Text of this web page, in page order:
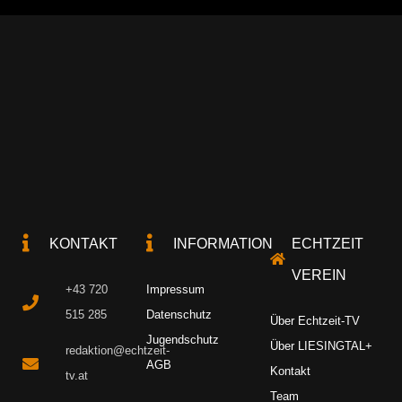
KONTAKT
+43 720
515 285
redaktion@echtzeit-
tv.at
INFORMATION
Impressum
Datenschutz
Jugendschutz
AGB
ECHTZEIT
VEREIN
Über Echtzeit-TV
Über LIESINGTAL+
Kontakt
Team